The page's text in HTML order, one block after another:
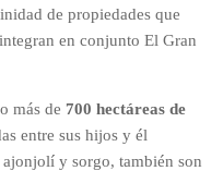
de propiedades que
en conjunto El Gran
más de 700 hectáreas de
entre sus hijos y él
y sorgo, también son